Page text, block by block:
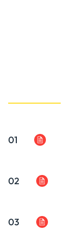
01
02
03